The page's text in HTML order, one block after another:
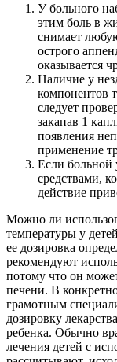
У больного
этим боль в
снимает
острого
оказывается
Наличие у
компонентов
следует
закапав 1
появления
применение
Если больной
средствами,
действие
Можно ли
температуры у
ее дозировка
рекомендуют
потому что он
печени. В
грамотным
дозировку
ребенка. Обычно
лечения детей с